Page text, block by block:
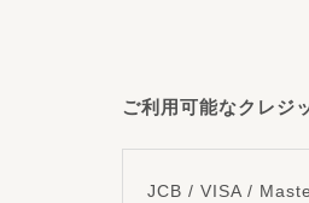
ご利用可能なクレジ
JCB / VISA /